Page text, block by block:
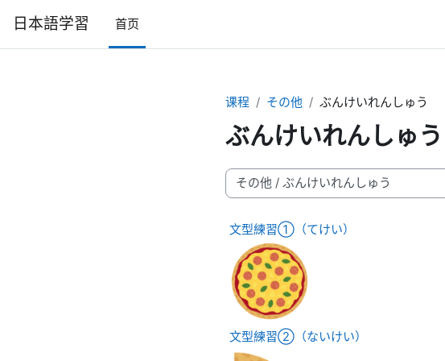
日本語学習 首页
课程 その他 ぶんけいれんしゅう
ぶんけいれんしゅう
课程类别
文型練習①（てけい）
文型練習②（ないけい）